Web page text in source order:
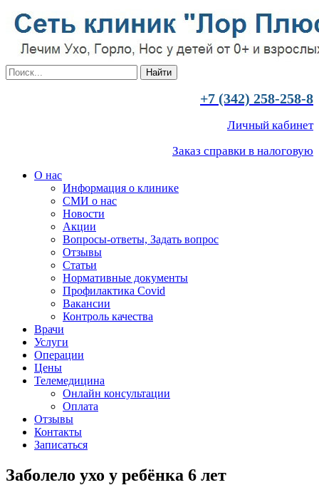
+7 (342) 258-258-8
Личный кабинет
Заказ справки в налоговую
О нас
Информация о клинике
СМИ о нас
Новости
Акции
Вопросы-ответы, Задать вопрос
Отзывы
Статьи
Нормативные документы
Профилактика Covid
Вакансии
Контроль качества
Врачи
Услуги
Операции
Цены
Телемедицина
Онлайн консультации
Оплата
Отзывы
Контакты
Записаться
Заболело ухо у ребёнка 6 лет